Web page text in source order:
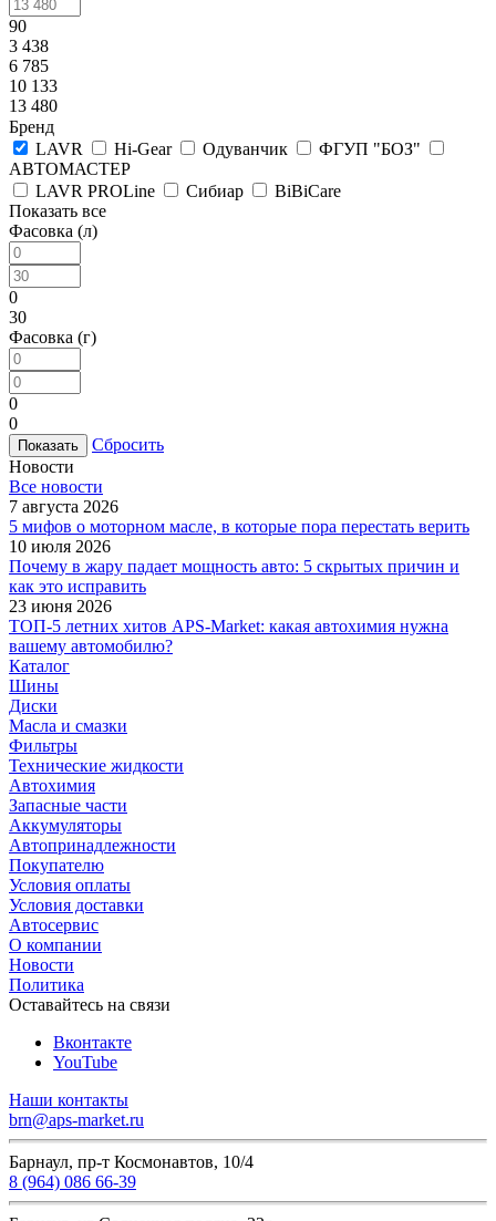
90
3 438
6 785
10 133
13 480
Бренд
LAVR
Hi-Gear Одуванчик
ФГУП "БОЗ"
АВТОМАСТЕР
LAVR PROLine
Сибиар
BiBiCare
Показать все
Фасовка (л)
0
30
Фасовка (г)
0
0
Сбросить
Новости
Все новости
7 августа 2026
5 мифов о моторном масле, в которые пора перестать верить
10 июля 2026
Почему в жару падает мощность авто: 5 скрытых причин и
как это исправить
23 июня 2026
ТОП-5 летних хитов APS-Market: какая автохимия нужна
вашему автомобилю?
Каталог
Шины
Диски
Масла и смазки
Фильтры
Технические жидкости
Автохимия
Запасные части
Аккумуляторы
Автопринадлежности
Покупателю
Условия оплаты
Условия доставки
Автосервис
О компании
Новости
Политика
Оставайтесь на связи
Вконтакте
YouTube
Наши контакты
brn@aps-market.ru
Барнаул, пр-т Космонавтов, 10/4
8 (964) 086 66-39